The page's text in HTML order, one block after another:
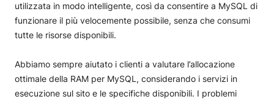
utilizzata in modo intelligente, così da consentire a MySQL di
funzionare il più velocemente possibile, senza che consumi
tutte le risorse disponibili.
Abbiamo sempre aiutato i clienti a valutare l’allocazione
ottimale della RAM per MySQL, considerando i servizi in
esecuzione sul sito e le specifiche disponibili. I problemi